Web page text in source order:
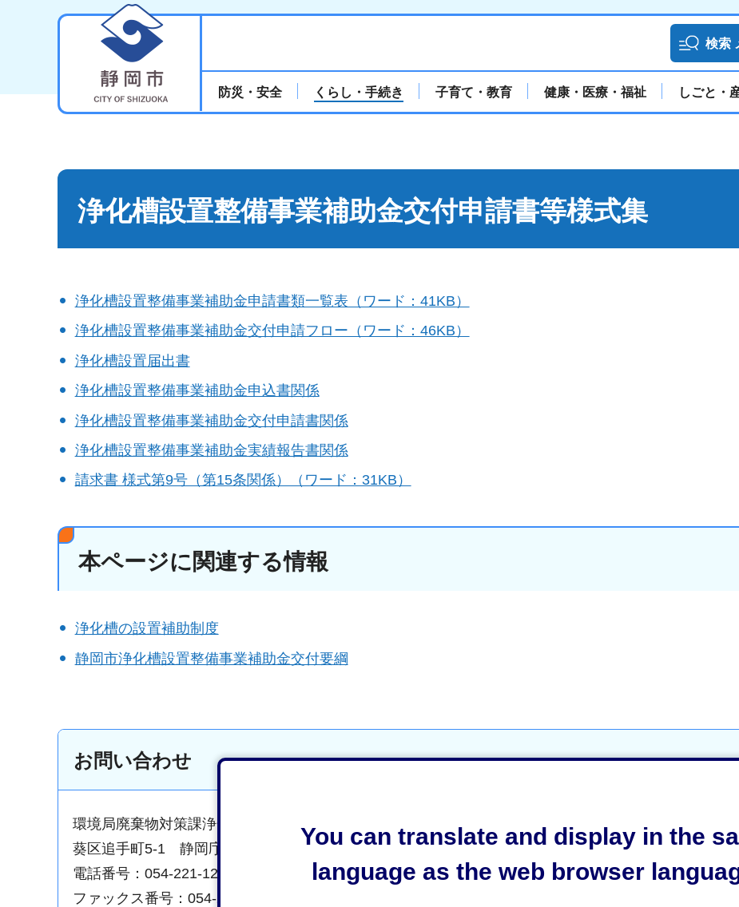
You can translate and display in the
language as the web browser
検索
防災・安全 くらし・手続き 子育て・教育 健康・医療・福祉 しごと・
浄化槽設置整備事業補助金交付申請書等様式集
浄化槽設置整備事業補助金申請書類一覧表（ワード：41KB）
浄化槽設置整備事業補助金交付申請フロー（ワード：46KB）
浄化槽設置届出書
浄化槽設置整備事業補助金申込書関係
浄化槽設置整備事業補助金交付申請書関係
浄化槽設置整備事業補助金実績報告書関係
請求書 様式第9号（第15条関係）（ワード：31KB）
本ページに関連する情報
浄化槽の設置補助制度
静岡市浄化槽設置整備事業補助金交付要綱
お問い合わせ
環境局廃棄物対策課浄化槽推進係
葵区追手町5-1 静岡庁舎新館13階
電話番号：054-221-1264
ファックス番号：054-221-1564